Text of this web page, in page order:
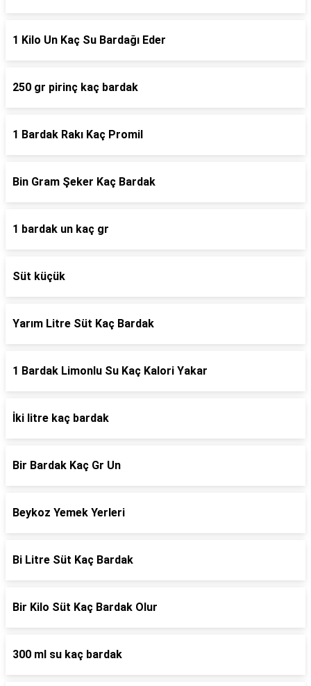
1 Kilo Un Kaç Su Bardağı Eder
250 gr pirinç kaç bardak
1 Bardak Rakı Kaç Promil
Bin Gram Şeker Kaç Bardak
1 bardak un kaç gr
Süt küçük
Yarım Litre Süt Kaç Bardak
1 Bardak Limonlu Su Kaç Kalori Yakar
İki litre kaç bardak
Bir Bardak Kaç Gr Un
Beykoz Yemek Yerleri
Bi Litre Süt Kaç Bardak
Bir Kilo Süt Kaç Bardak Olur
300 ml su kaç bardak